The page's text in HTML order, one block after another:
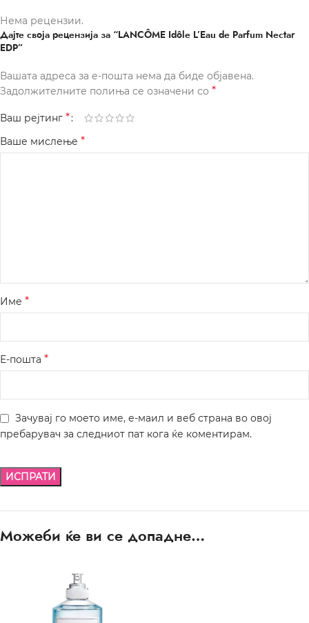
Нема рецензии.
Дајте своја рецензија за “LANCÔME Idôle L’Eau de Parfum Nectar
EDP”
Вашата адреса за е-пошта нема да биде објавена.
Задолжителните полиња се означени со *
Ваш рејтинг *
Ваше мислење *
Име *
Е-пошта *
Зачувај го моето име, е-маил и веб страна во овој
пребарувач за следниот пат кога ќе коментирам.
Можеби ќе ви се допадне…